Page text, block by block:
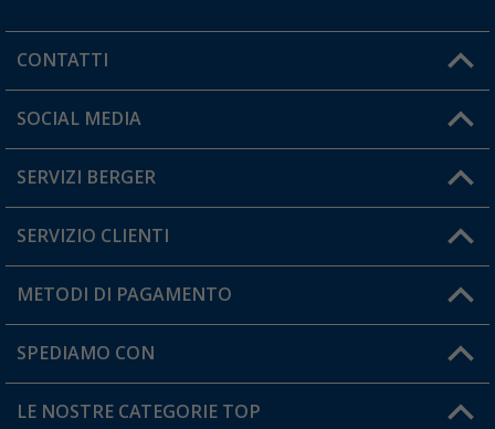
CONTATTI
Orari di apertura del servizio:
Hai una domanda?
SOCIAL MEDIA
SERVIZI BERGER
Diventare rivenditori
Il mio Account
Carta fedeltà Berger
SERVIZIO CLIENTI
Informazioni sulla spedizione
Resi
METODI DI PAGAMENTO
SPEDIAMO CON
LE NOSTRE CATEGORIE TOP